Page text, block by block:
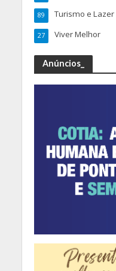
Turismo e Lazer
89
Viver Melhor
27
Anúncios_